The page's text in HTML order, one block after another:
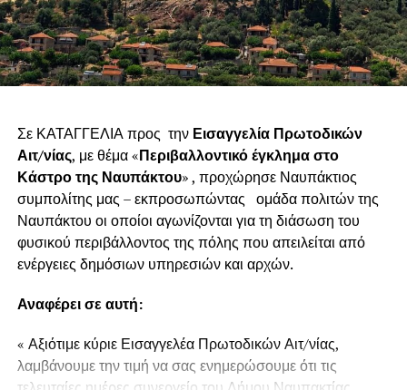
Σε ΚΑΤΑΓΓΕΛΙΑ προς την Εισαγγελία Πρωτοδικών
Αιτ/νίας, με θέμα «Περιβαλλοντικό έγκλημα στο
Κάστρο της Ναυπάκτου» , προχώρησε Ναυπάκτιος
συμπολίτης μας – εκπροσωπώντας ομάδα πολιτών της
Ναυπάκτου οι οποίοι αγωνίζονται για τη διάσωση του
φυσικού περιβάλλοντος της πόλης που απειλείται από
ενέργειες δημόσιων υπηρεσιών και αρχών.
Αναφέρει σε αυτή:
« Αξιότιμε κύριε Εισαγγελέα Πρωτοδικών Αιτ/νίας,
λαμβάνουμε την τιμή να σας ενημερώσουμε ότι τις